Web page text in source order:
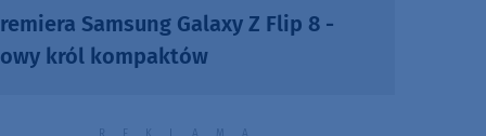
Samsung Galaxy Z Flip 8 -
król kompaktów